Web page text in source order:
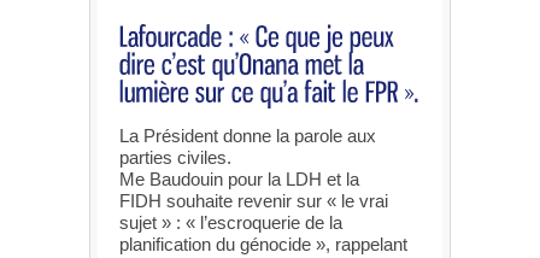
La Président donne la parole aux
parties civiles.
Me Baudouin pour la LDH et la
FIDH souhaite revenir sur « le vrai
sujet » : « l’escroquerie de la
planification du génocide », rappelant